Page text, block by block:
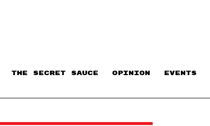
THE SECRET SAUCE​ OPINION EVENTS